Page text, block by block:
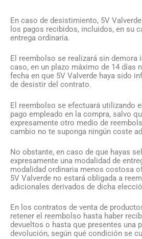
En caso de desistimiento, 5V
los pagos recibidos, incluidos, en su
entrega ordinaria.
El reembolso se realizará sin demora
caso, en un plazo máximo de 14 días
fecha en que 5V Valverde haya sido
de desistir del contrato.
El reembolso se efectuará utilizando
pago empleado en la compra, salvo
expresamente otro medio de
cambio no te suponga ningún coste
No obstante, en caso de que hayas
expresamente una modalidad de
modalidad ordinaria menos costosa
5V Valverde no estará obligada a
adicionales derivados de dicha
En los contratos de venta de
retener el reembolso hasta haber
devueltos o hasta que presentes una
devolución, según qué condición se